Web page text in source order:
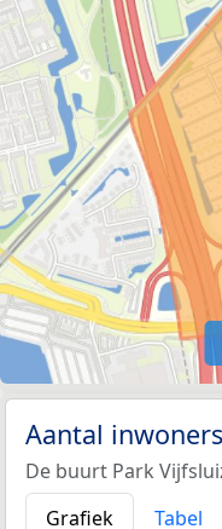
Aantal
De buurt Park
Grafiek
Tabel